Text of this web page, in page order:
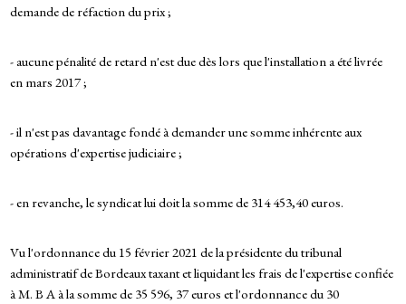
demande de réfaction du prix ;
- aucune pénalité de retard n'est due dès lors que l'installation a été livrée
en mars 2017 ;
- il n'est pas davantage fondé à demander une somme inhérente aux
opérations d'expertise judiciaire ;
- en revanche, le syndicat lui doit la somme de 314 453,40 euros.
Vu l'ordonnance du 15 février 2021 de la présidente du tribunal
administratif de Bordeaux taxant et liquidant les frais de l'expertise confiée
à M. B A à la somme de 35 596, 37 euros et l'ordonnance du 30